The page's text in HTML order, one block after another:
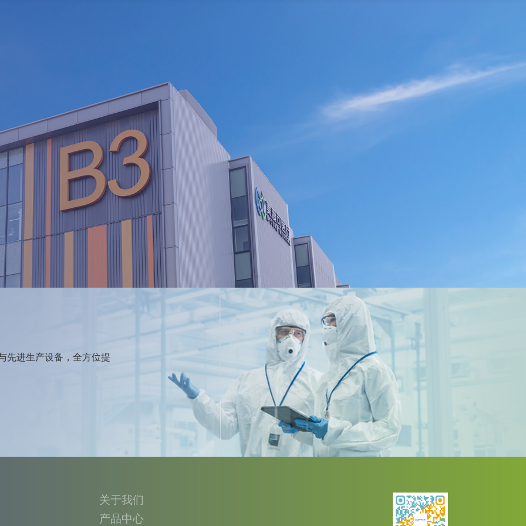
先进生产设备，全方位提
关于我们
产品中心